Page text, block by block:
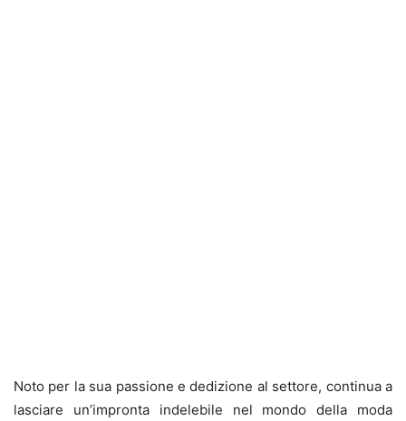
Noto per la sua passione e dedizione al settore, continua a
lasciare un’impronta indelebile nel mondo della moda